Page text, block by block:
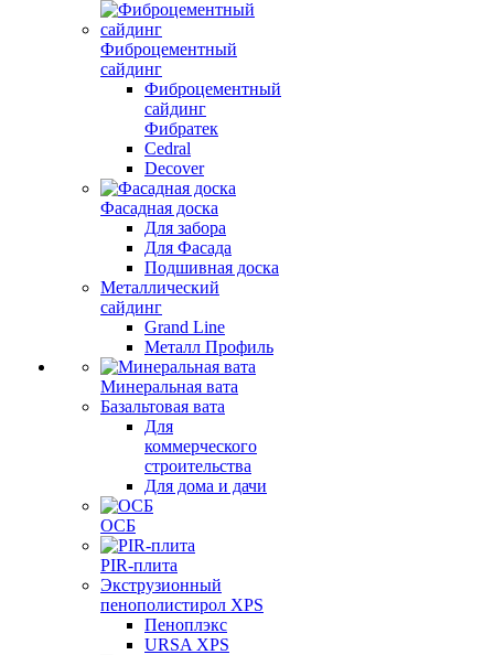
Фиброцементный
сайдинг
Фиброцементный
сайдинг
Фибратек
Cedral
Decover
Фасадная доска
Для забора
Для Фасада
Подшивная доска
Металлический
сайдинг
Grand Line
Металл Профиль
Минеральная вата
Базальтовая вата
Для
коммерческого
строительства
Для дома и дачи
ОСБ
PIR-плита
Экструзионный
пенополистирол XPS
Пеноплэкс
URSA XPS